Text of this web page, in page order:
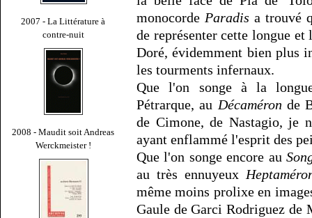
2007 - La Littérature à
contre-nuit
2008 - Maudit soit Andreas
Werckmeister !
monocorde Paradis a trouvé
de représenter cette longue et
Doré, évidemment bien plus
les tourments infernaux.
Que l'on songe à la
Pétrarque, au Décaméron de
de Cimone, de Nastagio, je
ayant enflammé l'esprit des
Que l'on songe encore au
au très ennuyeux
même moins prolixe en
Gaule de Garci Rodriguez